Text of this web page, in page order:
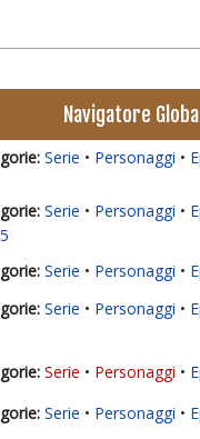
Navigatore
Serie Personaggi
Serie Personaggi
5
Serie Personaggi
Serie Personaggi
Serie Personaggi
Serie Personaggi